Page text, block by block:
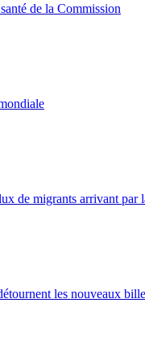
de la Commission
de migrants arrivant par
les nouveaux